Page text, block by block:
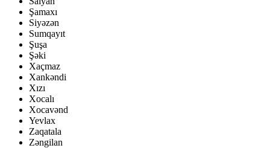
Şamaxı
Siyəzən
Sumqayıt
Şuşa
Şəki
Xaçmaz
Xankəndi
Xızı
Xocalı
Xocavənd
Yevlax
Zaqatala
Zəngilan